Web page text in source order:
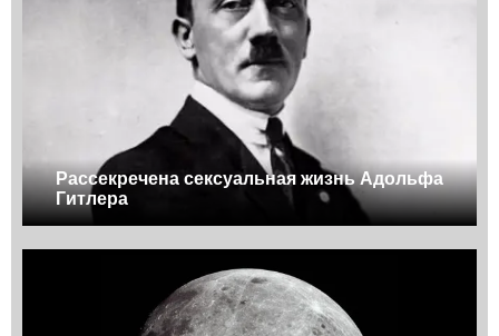
Рассекречена сексуальная жизнь Адольфа
Гитлера